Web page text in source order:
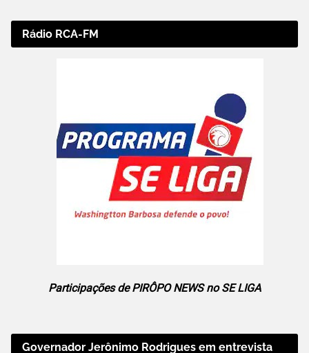
Rádio RCA-FM
Participações de PIRÔPO NEWS no SE LIGA
Governador Jerônimo Rodrigues em entrevista